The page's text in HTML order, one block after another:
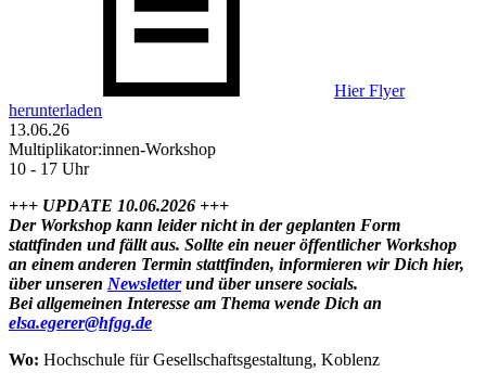
Hier Flyer
herunterladen
13.06.26
Multiplikator:innen-Workshop
10 - 17 Uhr
+++ UPDATE 10.06.2026 +++
Der Workshop kann leider nicht in der geplanten Form
stattfinden und fällt aus. Sollte ein neuer öffentlicher Workshop
an einem anderen Termin stattfinden, informieren wir Dich hier,
über unseren Newsletterund über unsere socials.
Bei allgemeinen Interesse am Thema wende Dich an
elsa.egerer@hfgg.de
Wo: Hochschule für Gesellschaftsgestaltung, Koblenz